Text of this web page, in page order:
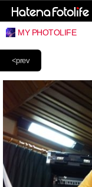
MY PHOTOLIFE
<prev